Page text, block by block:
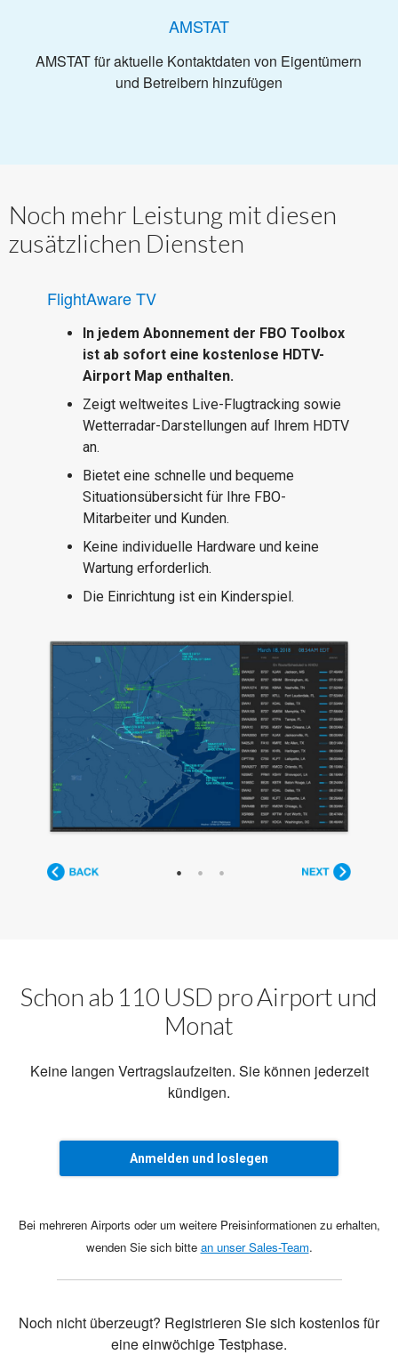
AMSTAT
AMSTAT für aktuelle Kontaktdaten von Eigentümern
und Betreibern hinzufügen
Noch mehr Leistung mit diesen
zusätzlichen Diensten
FlightAware TV
In jedem Abonnement der FBO Toolbox
ist ab sofort eine kostenlose HDTV-
Airport Map enthalten.
Zeigt weltweites Live-Flugtracking sowie
Wetterradar-Darstellungen auf Ihrem HDTV
an.
Bietet eine schnelle und bequeme
Situationsübersicht für Ihre FBO-
Mitarbeiter und Kunden.
Keine individuelle Hardware und keine
Wartung erforderlich.
Die Einrichtung ist ein Kinderspiel.
Schon ab 110 USD pro Airport und
Monat
Keine langen Vertragslaufzeiten. Sie können jederzeit
kündigen.
Anmelden und loslegen
Bei mehreren Airports oder um weitere Preisinformationen zu erhalten,
wenden Sie sich bitte an unser Sales-Team.
Noch nicht überzeugt? Registrieren Sie sich kostenlos für
eine einwöchige Testphase.